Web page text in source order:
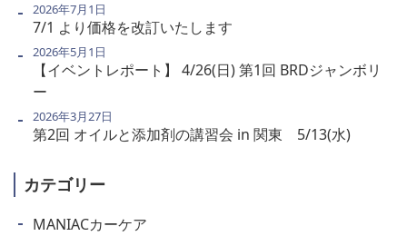
7/1 より価格を改訂いたします
2026年7月1日
【イベントレポート】 4/26(日) 第1回 BRDジャンボリ
ー
2026年5月1日
第2回 オイルと添加剤の講習会 in 関東 5/13(水)
2026年3月27日
カテゴリー
MANIACカーケア